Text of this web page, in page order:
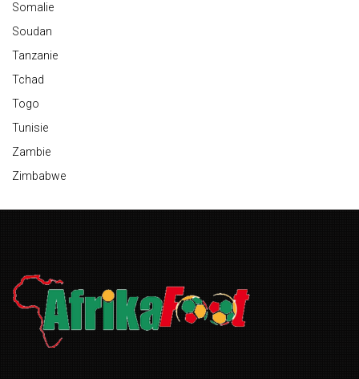
Somalie
Soudan
Tanzanie
Tchad
Togo
Tunisie
Zambie
Zimbabwe